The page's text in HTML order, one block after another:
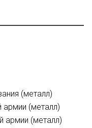
(металл)
армии (металл)
армии (металл)